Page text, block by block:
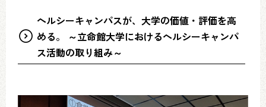
ヘルシーキャンパスが、大学の価値・評価を高
める。
～立命館大学におけるヘルシーキャンパ
ス活動の取り組み～